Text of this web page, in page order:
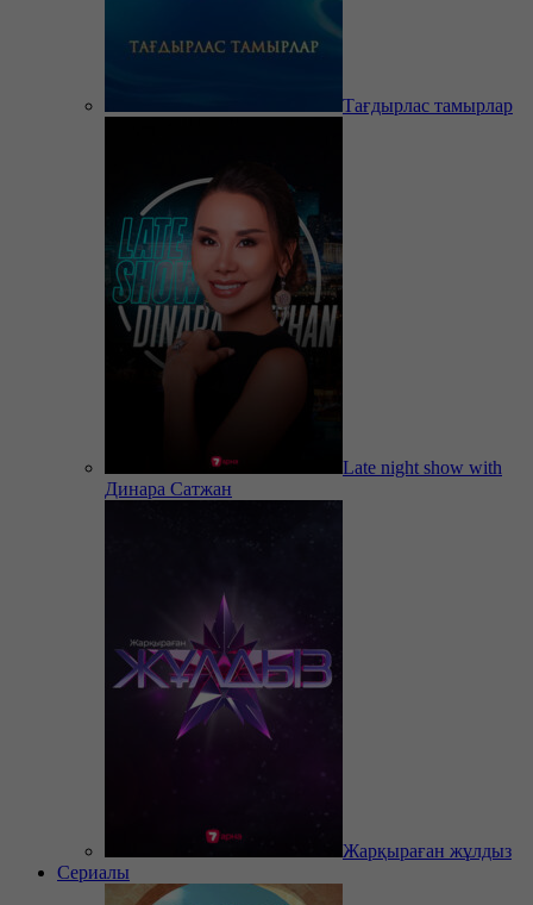
Тағдырлас тамырлар
Late night show with
Динара Сатжан
Жарқыраған жұлдыз
Сериалы